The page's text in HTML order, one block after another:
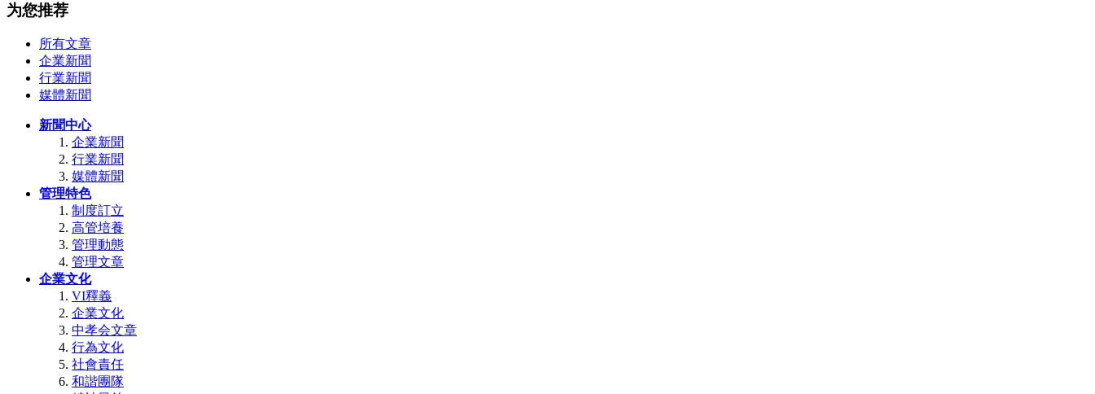
为您推荐
所有文章
企業新聞
行業新聞
媒體新聞
新聞中心
企業新聞
行業新聞
媒體新聞
管理特色
制度訂立
高管培養
管理動態
管理文章
企業文化
VI釋義
企業文化
中孝会文章
行為文化
社會責任
和諧團隊